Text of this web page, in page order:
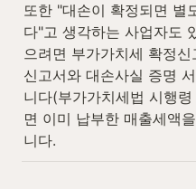
또한 "대손이 확정되면 별
다"고 생각하는 사업자도
으려면 부가가치세 확정
신고서와 대손사실 증명
니다(부가가치세법 시행
면 이미 납부한 매출세액
니다.